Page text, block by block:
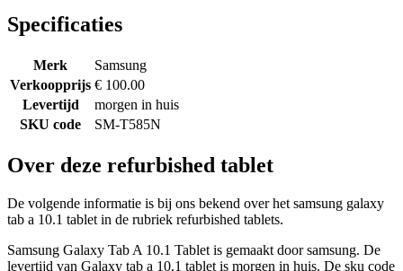
Specificaties
Merk
Samsung
Verkoopprijs € 100.00
Levertijd
morgen in huis
SKU code
SM-T585N
Over deze refurbished tablet
De volgende informatie is bij ons bekend over het samsung galaxy
tab a 10.1 tablet in de rubriek refurbished tablets.
Samsung Galaxy Tab A 10.1 Tablet is gemaakt door samsung. De
levertijd van Galaxy tab a 10.1 tablet is morgen in huis. De sku code